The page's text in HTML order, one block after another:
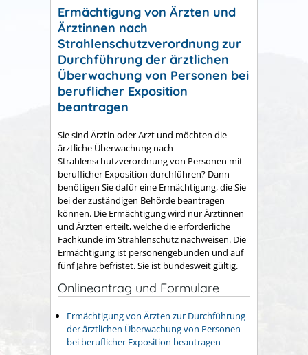
Ermächtigung von Ärzten und
Ärztinnen nach
Strahlenschutzverordnung zur
Durchführung der ärztlichen
Überwachung von Personen bei
beruflicher Exposition
beantragen
Sie sind Ärztin oder Arzt und möchten die
ärztliche Überwachung nach
Strahlenschutzverordnung von Personen mit
beruflicher Exposition durchführen? Dann
benötigen Sie dafür eine Ermächtigung, die Sie
bei der zuständigen Behörde beantragen
können. Die Ermächtigung wird nur Ärztinnen
und Ärzten erteilt, welche die erforderliche
Fachkunde im Strahlenschutz nachweisen. Die
Ermächtigung ist personengebunden und auf
fünf Jahre befristet. Sie ist bundesweit gültig.
Onlineantrag und Formulare
Ermächtigung von Ärzten zur Durchführung
der ärztlichen Überwachung von Personen
bei beruflicher Exposition beantragen